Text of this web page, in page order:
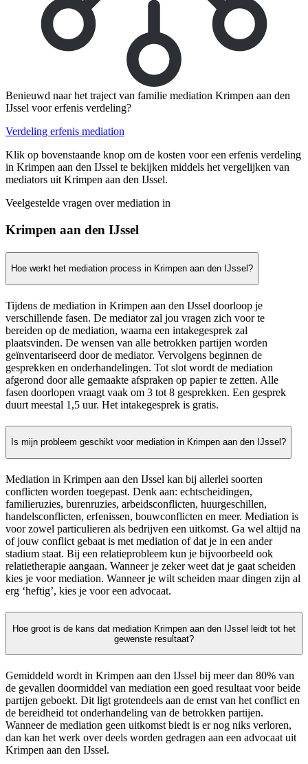
Benieuwd naar het traject van familie mediation Krimpen aan den
IJssel voor erfenis verdeling?
Verdeling erfenis mediation
Klik op bovenstaande knop om de kosten voor een erfenis verdeling
in Krimpen aan den IJssel te bekijken middels het vergelijken van
mediators uit Krimpen aan den IJssel.
Veelgestelde vragen over mediation in
Krimpen aan den IJssel
Hoe werkt het mediation process in Krimpen aan den IJssel?
Tijdens de mediation in Krimpen aan den IJssel doorloop je
verschillende fasen. De mediator zal jou vragen zich voor te
bereiden op de mediation, waarna een intakegesprek zal
plaatsvinden. De wensen van alle betrokken partijen worden
geïnventariseerd door de mediator. Vervolgens beginnen de
gesprekken en onderhandelingen. Tot slot wordt de mediation
afgerond door alle gemaakte afspraken op papier te zetten. Alle
fasen doorlopen vraagt vaak om 3 tot 8 gesprekken. Een gesprek
duurt meestal 1,5 uur. Het intakegesprek is gratis.
Is mijn probleem geschikt voor mediation in Krimpen aan den IJssel?
Mediation in Krimpen aan den IJssel kan bij allerlei soorten
conflicten worden toegepast. Denk aan: echtscheidingen,
familieruzies, burenruzies, arbeidsconflicten, huurgeschillen,
handelsconflicten, erfenissen, bouwconflicten en meer. Mediation is
voor zowel particulieren als bedrijven een uitkomst. Ga wel altijd na
of jouw conflict gebaat is met mediation of dat je in een ander
stadium staat. Bij een relatieprobleem kun je bijvoorbeeld ook
relatietherapie aangaan. Wanneer je zeker weet dat je gaat scheiden
kies je voor mediation. Wanneer je wilt scheiden maar dingen zijn al
erg ‘heftig’, kies je voor een advocaat.
Hoe groot is de kans dat mediation Krimpen aan den IJssel leidt tot het
gewenste resultaat?
Gemiddeld wordt in Krimpen aan den IJssel bij meer dan 80% van
de gevallen doormiddel van mediation een goed resultaat voor beide
partijen geboekt. Dit ligt grotendeels aan de ernst van het conflict en
de bereidheid tot onderhandeling van de betrokken partijen.
Wanneer de mediation geen uitkomst biedt is er nog niks verloren,
dan kan het werk over deels worden gedragen aan een advocaat uit
Krimpen aan den IJssel.